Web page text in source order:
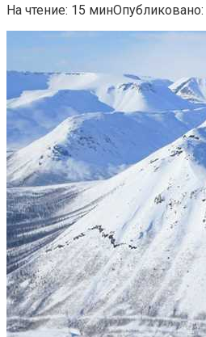
На чтение: 15 минОпубликовано: